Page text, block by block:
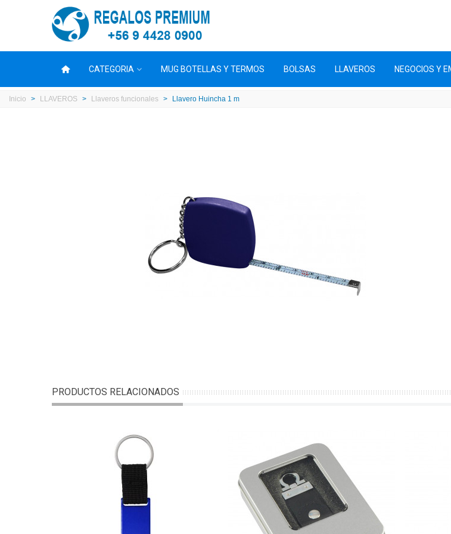
CATEGORIA MUG BOTELLAS Y TERMOS BOLSAS LLAVEROS NEGOCIOS Y
Inicio > LLAVEROS > Llaveros funcionales > Llavero Huincha 1 m
PRODUCTOS RELACIONADOS